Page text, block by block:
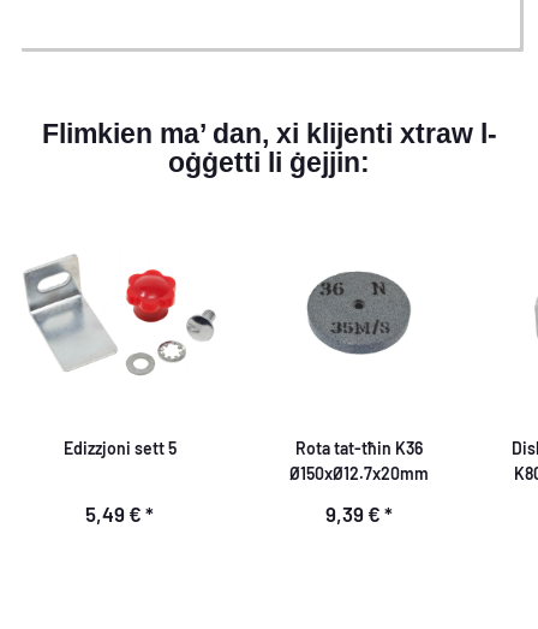
Flimkien ma’ dan, xi klijenti xtraw l-
oġġetti li ġejjin:
Edizzjoni sett 5
5,49 € *
Rota tat-tħin K36
Ø150xØ12.7x20mm
9,39 € *